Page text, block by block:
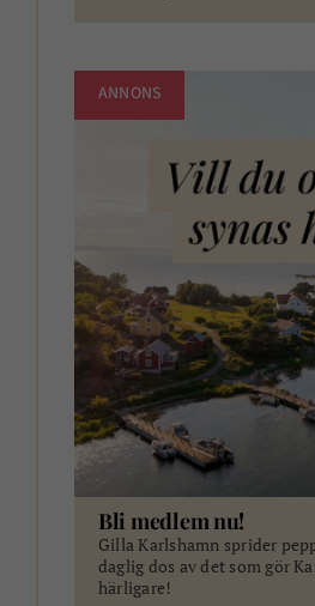
ANNONS
Bli medlem nu!
Gilla Karlshamn sprider
daglig dos av det som gör
härligare!